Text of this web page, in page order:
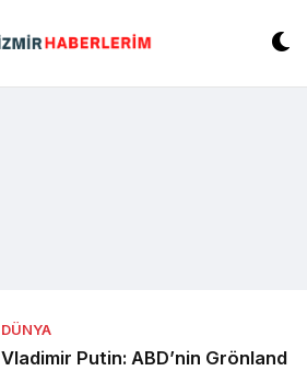
DÜNYA
Vladimir Putin: ABD’nin Grönland